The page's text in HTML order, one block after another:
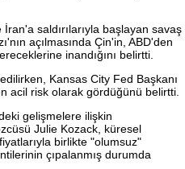
saldırılarıyla başlayan savaş
açılmasında Çin'in, ABD'den
inandığını belirtti.
Kansas City Fed Başkanı
acil risk olarak gördüğünü belirtti.
gelişmelere ilişkin
Julie Kozack, küresel
birlikte "olumsuz"
çıpalanmış durumda